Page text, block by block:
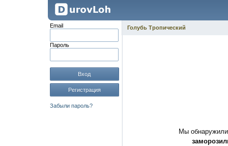
Email
Пароль
Вход
Регистрация
Забыли пароль?
Голубь Тропический
Мы обнаружили